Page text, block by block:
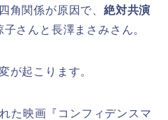
角関係が原因で、絶対共演
さんと長澤まさみさん。
が起こります。
た映画『コンフィデンスマ